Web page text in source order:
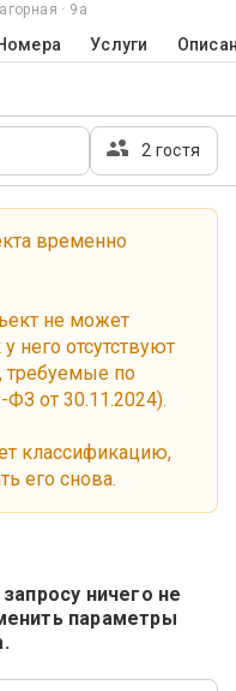
· 9а
Услуги
2 гостя
временно
не может
него отсутствуют
требуемые по
от 30.11.2024).
классификацию,
его снова.
ничего не
параметры